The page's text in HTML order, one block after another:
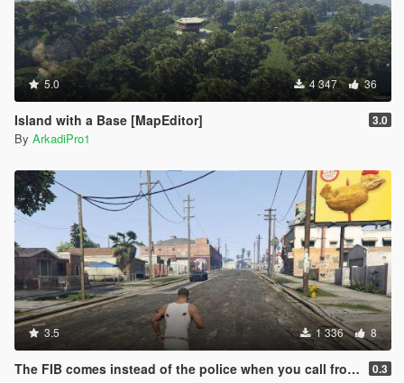
5.0 4 347 36
Island with a Base [MapEditor] 3.0
By ArkadiPro1
3.5 1 336 8
The FIB comes instead of the police when you call from your phone. 0.3